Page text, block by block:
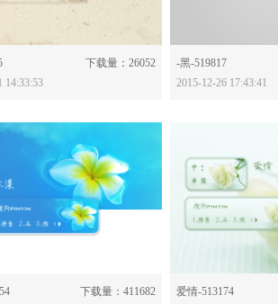
下载量：26052
14:33:53
-黑-519817
2015-12-26 17:43:41
下载量：411682
爱情-513174